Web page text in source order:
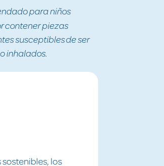
para niños
contener piezas
susceptibles de ser
inhalados.
los